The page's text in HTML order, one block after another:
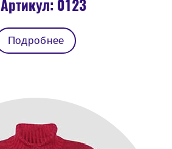
Артикул: 0123
Подробнее